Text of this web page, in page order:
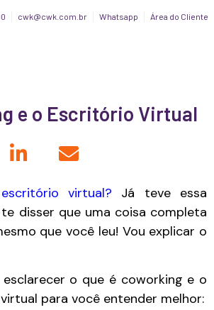
cwk@cwk.com.br Whatsapp Área do Cliente
e o Escritório Virtual
escritório virtual? Já teve essa
disser que uma coisa completa
que você leu! Vou explicar o
esclarecer o que é coworking e o
para você entender melhor: